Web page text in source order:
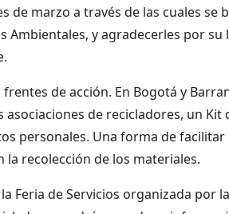
de marzo a través de las cuales se
Ambientales, y agradecerles por
de acción. En Bogotá y
asociaciones de recicladores, un
personales. Una forma de
la recolección de los materiales.
Feria de Servicios organizada por